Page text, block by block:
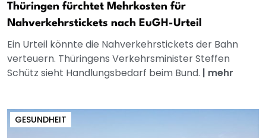
Thüringen fürchtet Mehrkosten für
Nahverkehrstickets nach EuGH-Urteil
Ein Urteil könnte die Nahverkehrstickets der Bahn
verteuern. Thüringens Verkehrsminister Steffen
Schütz sieht Handlungsbedarf beim Bund. | mehr
GESUNDHEIT